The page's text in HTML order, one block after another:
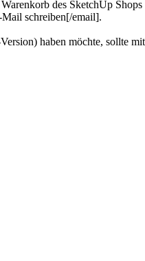
des SketchUp
schreiben[/email].
haben möchte, sollte